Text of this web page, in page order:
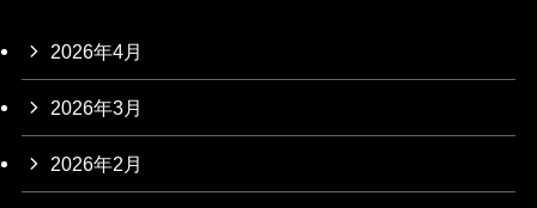
2026年4月
2026年3月
2026年2月